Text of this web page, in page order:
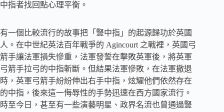
中指者找回點心理平衡。
有一個比較流行的故事把「豎中指」的起源歸功於英國
人。在中世紀英法百年戰爭的 Agincourt 之戰裡，英國弓
箭手讓法軍損失慘重，法軍發誓在擊敗英軍後，將英軍
弓箭手拉弓的中指斬斷。但結果法軍慘敗，在法軍撤退
時，英軍弓箭手紛紛伸出右手中指，炫耀他們依然存在
的中指，後來這一侮辱性的手勢迅速在西方國家流行。
時至今日，甚至有一些演藝明星、政界名流也曾通過豎